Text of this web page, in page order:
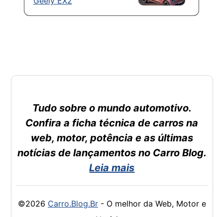
Tudo sobre o mundo automotivo.
Confira a ficha técnica de carros na
web, motor, potência e as últimas
notícias de lançamentos no Carro Blog.
Leia mais
©2026 Carro.Blog.Br- O melhor da Web, Motor e